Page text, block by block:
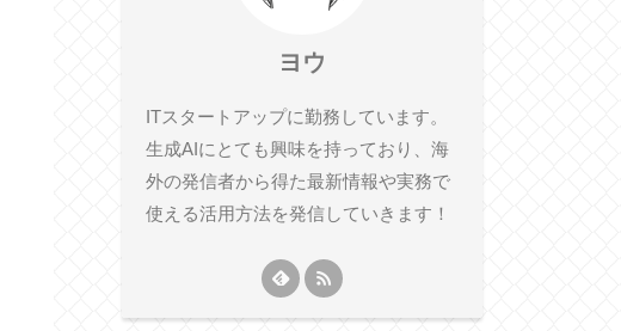
ヨウ
ITスタートアップに勤務しています。
生成AIにとても興味を持っており、海
外の発信者から得た最新情報や実務で
使える活用方法を発信していきます！